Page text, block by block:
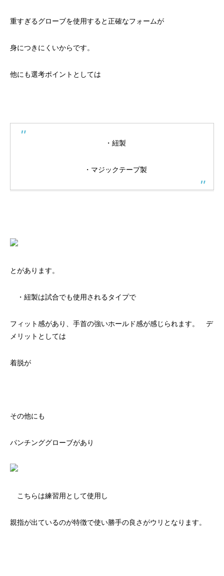
重すぎるグローブを使用すると正確なフォームが
身につきにくいからです。
他にも選考ポイントとしては
・紐製
・マジックテープ製
とがあります。
・紐製は試合でも使用されるタイプで
フィット感があり、手首の強いホールド感が感じられます。 デ
メリットとしては
着脱が
その他にも
パンチンググローブがあり
こちらは練習用として使用し
親指が出ているのが特徴で使い勝手の良さがウリとなります。